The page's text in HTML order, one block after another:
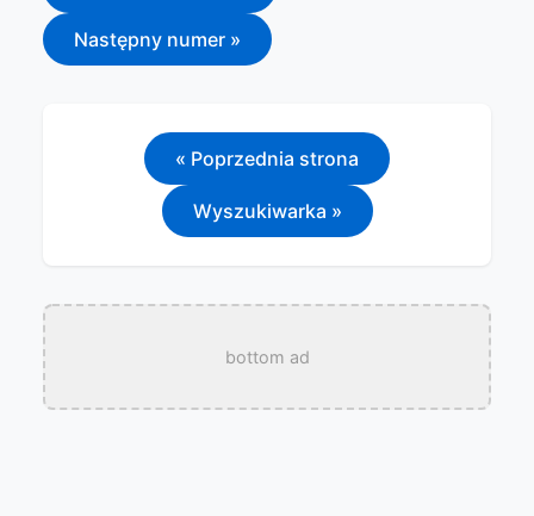
Następny numer »
« Poprzednia strona
Wyszukiwarka »
bottom ad